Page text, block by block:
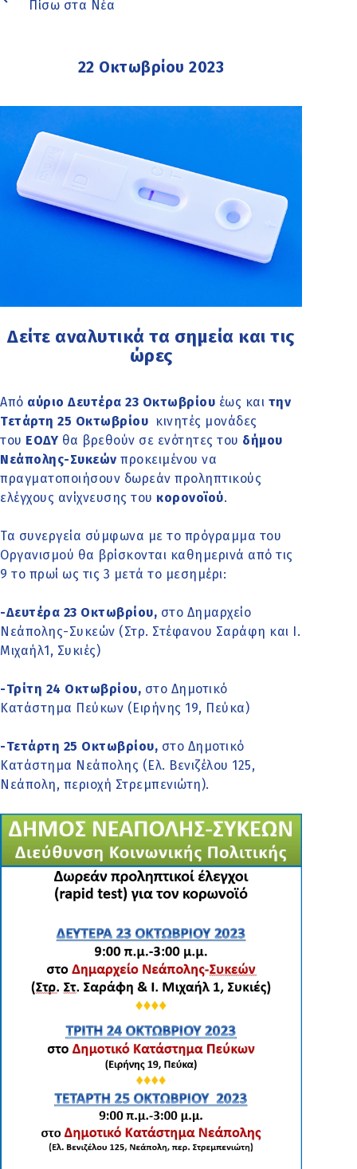
Πίσω στα Νέα
22 Οκτωβρίου 2023
Δείτε αναλυτικά τα σημεία και τις
ώρες
Από αύριο Δευτέρα 23 Οκτωβρίου έως και την
Τετάρτη 25 Οκτωβρίου κινητές μονάδες
του ΕΟΔΥ θα βρεθούν σε ενότητες του δήμου
Νεάπολης-Συκεών προκειμένου να
πραγματοποιήσουν δωρεάν προληπτικούς
ελέγχους ανίχνευσης του κορονοϊού.
Τα συνεργεία σύμφωνα με το πρόγραμμα του
Οργανισμού θα βρίσκονται καθημερινά από τις
9 το πρωί ως τις 3 μετά το μεσημέρι:
-Δευτέρα 23 Οκτωβρίου, στο Δημαρχείο
Νεάπολης-Συκεών (Στρ. Στέφανου Σαράφη και Ι.
Μιχαήλ1, Συκιές)
-Τρίτη 24 Οκτωβρίου, στο Δημοτικό
Κατάστημα Πεύκων (Ειρήνης 19, Πεύκα)
-Τετάρτη 25 Οκτωβρίου, στο Δημοτικό
Κατάστημα Νεάπολης (Ελ. Βενιζέλου 125,
Νεάπολη, περιοχή Στρεμπενιώτη).